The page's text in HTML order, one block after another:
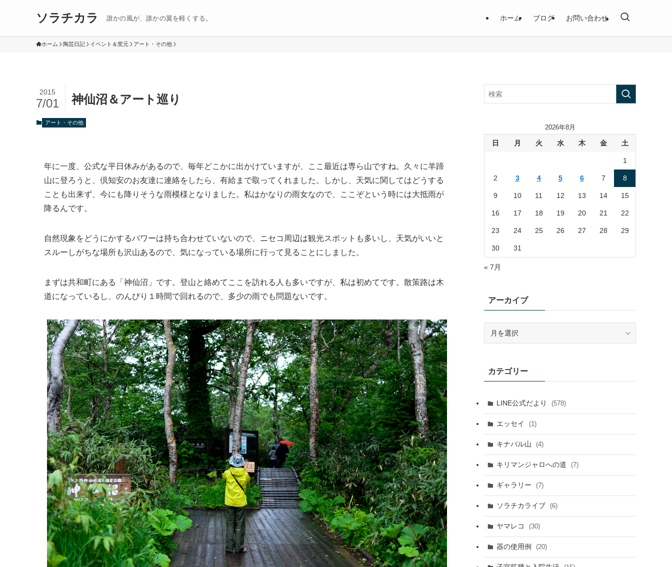
ソラチカラ 誰かの風が、誰かの翼を軽くする。 ホーム ブログ お問い合わせ
ホーム 陶芸日記 イベント＆窯元 アート・その他
神仙沼＆アート巡り
2015
7/01
アート・その他
年に一度、公式な平日休みがあるので、毎年どこかに出かけていますが、ここ最近は専ら山ですね。久々に羊蹄
山に登ろうと、倶知安のお友達に連絡をしたら、有給まで取ってくれました。しかし、天気に関してはどうする
ことも出来ず、今にも降りそうな雨模様となりました。私はかなりの雨女なので、ここぞという時には大抵雨が
降るんです。
自然現象をどうにかするパワーは持ち合わせていないので、ニセコ周辺は観光スポットも多いし、天気がいいと
スルーしがちな場所も沢山あるので、気になっている場所に行って見ることにしました。
まずは共和町にある「神仙沼」です。登山と絡めてここを訪れる人も多いですが、私は初めてです。散策路は木
道になっているし、のんびり１時間で回れるので、多少の雨でも問題ないです。
2026年8月
日 月 火 水 木 金 土
1
2 3 4 5 6 7 8
9 10 11 12 13 14 15
16 17 18 19 20 21 22
23 24 25 26 27 28 29
30 31
« 7月
アーカイブ
ブカテゴリー
LINE公式だより (578)
エッセイ (1)
キナバル山 (4)
キリマンジャロへの道 (7)
ギャラリー (7)
ソラチカライブ (6)
ヤマレコ (30)
器の使用例 (20)